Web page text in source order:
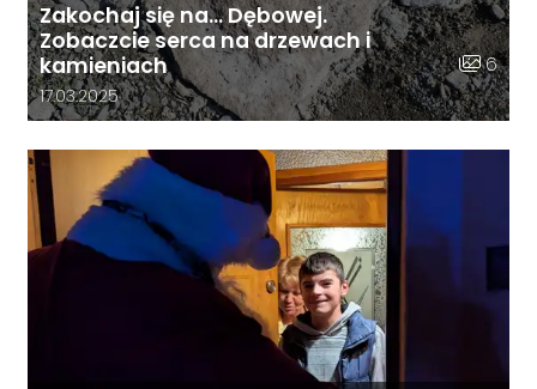
Zakochaj się na… Dębowej.
Zobaczcie serca na drzewach i
kamieniach
Liczba
6
Data dodania galerii:
17.03.2025